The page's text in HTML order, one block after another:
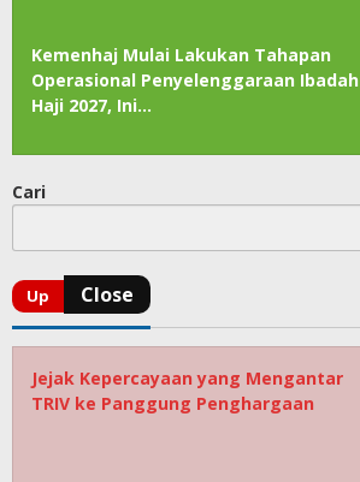
Kemenhaj Mulai Lakukan Tahapan
Operasional Penyelenggaraan Ibadah
Haji 2027, Ini…
Cari
Jejak Kepercayaan yang Mengantar
TRIV ke Panggung Penghargaan